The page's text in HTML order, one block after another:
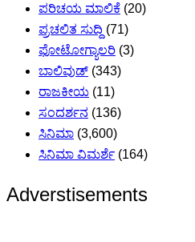
ಪರಿಚಯ ಮಾಲಿಕೆ (20)
ಪ್ರಚಲಿತ ಸುದ್ದಿ (71)
ಫೋಟೋಗ್ಯಾಲರಿ (3)
ಬಾಲಿವುಡ್ (343)
ರಾಜಕೀಯ (11)
ಸಂದರ್ಶನ (136)
ಸಿನಿಮಾ (3,600)
ಸಿನಿಮಾ ವಿಮರ್ಶೆ (164)
Adverstisements